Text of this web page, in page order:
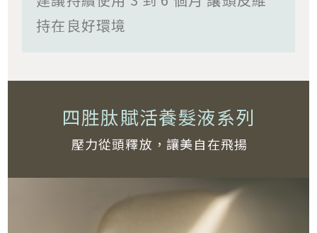
持在良好環境
四胜肽賦活養髮液系列
壓力從頭釋放，讓美自在飛揚